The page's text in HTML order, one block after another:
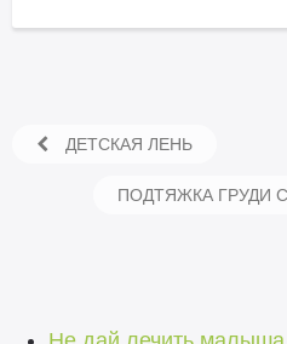
ДЕТСКАЯ ЛЕНЬ
ПОДТЯЖКА ГРУДИ